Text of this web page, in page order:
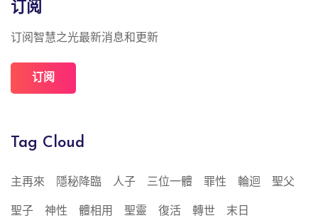
订阅
订阅智慧之光最新消息和更新
订阅
Tag Cloud
主再來 隱秘降臨 人子 三位一體 罪性 輪迴 聖父
聖子 神性 體相用 聖靈 復活 轉世 末日